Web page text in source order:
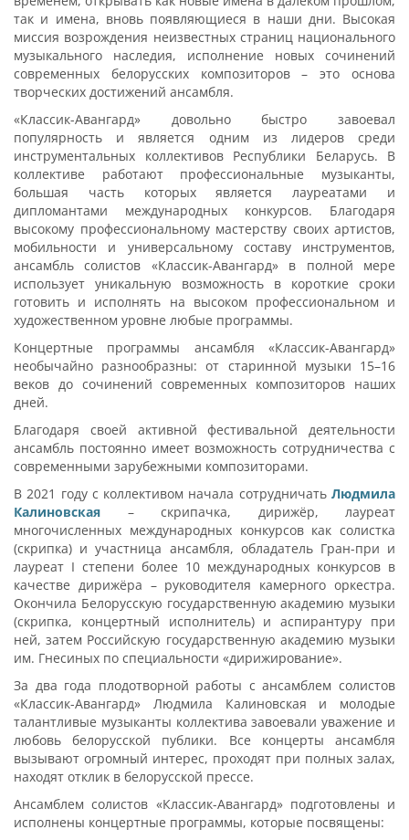
так и имена, вновь появляющиеся в наши дни. Высокая
миссия возрождения неизвестных страниц национального
музыкального наследия, исполнение новых сочинений
современных белорусских композиторов – это основа
творческих достижений ансамбля.
«Классик-Авангард» довольно быстро завоевал
популярность и является одним из лидеров среди
инструментальных коллективов Республики Беларусь. В
коллективе работают профессиональные музыканты,
большая часть которых является лауреатами и
дипломантами международных конкурсов. Благодаря
высокому профессиональному мастерству своих артистов,
мобильности и универсальному составу инструментов,
ансамбль солистов «Классик-Авангард» в полной мере
использует уникальную возможность в короткие сроки
готовить и исполнять на высоком профессиональном и
художественном уровне любые программы.
Концертные программы ансамбля «Классик-Авангард»
необычайно разнообразны: от старинной музыки 15–16
веков до сочинений современных композиторов наших
дней.
Благодаря своей активной фестивальной деятельности
ансамбль постоянно имеет возможность сотрудничества с
современными зарубежными композиторами.
В 2021 году с коллективом начала сотрудничать Людмила
Калиновская
– скрипачка, дирижёр, лауреат
многочисленных международных конкурсов как солистка
(скрипка) и участница ансамбля, обладатель Гран-при и
лауреат І степени более 10 международных конкурсов в
качестве дирижёра – руководителя камерного оркестра.
Окончила Белорусскую государственную академию музыки
(скрипка, концертный исполнитель) и аспирантуру при
ней, затем Российскую государственную академию музыки
им. Гнесиных по специальности «дирижирование».
За два года плодотворной работы с ансамблем солистов
«Классик-Авангард» Людмила Калиновская и молодые
талантливые музыканты коллектива завоевали уважение и
любовь белорусской публики. Все концерты ансамбля
вызывают огромный интерес, проходят при полных залах,
находят отклик в белорусской прессе.
Ансамблем солистов «Классик-Авангард» подготовлены и
исполнены концертные программы, которые посвящены: